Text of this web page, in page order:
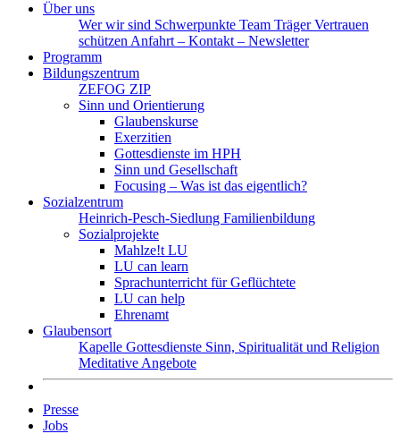
Über uns
Wer wir sind Schwerpunkte Team TrägerVertrauen
schützen Anfahrt – Kontakt – Newsletter
Programm
Bildungszentrum
ZEFOG ZIP
Sinn und Orientierung
Glaubenskurse
Exerzitien
Gottesdienste im HPH
Sinn und Gesellschaft
Focusing – Was ist das eigentlich?
Sozialzentrum
Heinrich-Pesch-Siedlung Familienbildung
Sozialprojekte
Mahlze!t LU
LU can learn
Sprachunterricht für Geflüchtete
LU can help
Ehrenamt
Glaubensort
Kapelle Gottesdienste Sinn, Spiritualität und Religion
Meditative Angebote
Presse
Jobs